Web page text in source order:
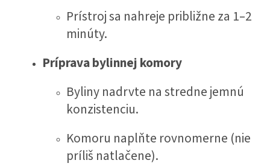
Prístroj sa nahreje približne za 1–2
minúty.
Príprava bylinnej komory
Byliny nadrvte na stredne jemnú
konzistenciu.
Komoru naplňte rovnomerne (nie
príliš natlačene).